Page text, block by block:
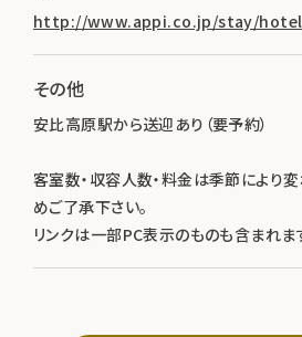
http://www.appi.co.jp/stay/
その他
安比高原駅から送迎あり（要予約）
客室数・収容人数・料金は季節により
めご了承下さい。
リンクは一部PC表示のものも含まれま